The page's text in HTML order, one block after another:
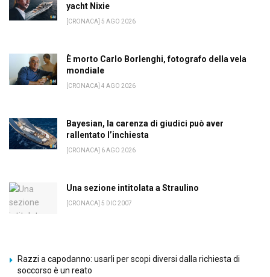
yacht Nixie
[CRONACA] 5 AGO 2026
È morto Carlo Borlenghi, fotografo della vela
mondiale
[CRONACA] 4 AGO 2026
Bayesian, la carenza di giudici può aver
rallentato l’inchiesta
[CRONACA] 6 AGO 2026
Una sezione intitolata a Straulino
[CRONACA] 5 DIC 2007
Razzi a capodanno: usarli per scopi diversi dalla richiesta di
soccorso è un reato